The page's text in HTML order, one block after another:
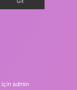
için admin